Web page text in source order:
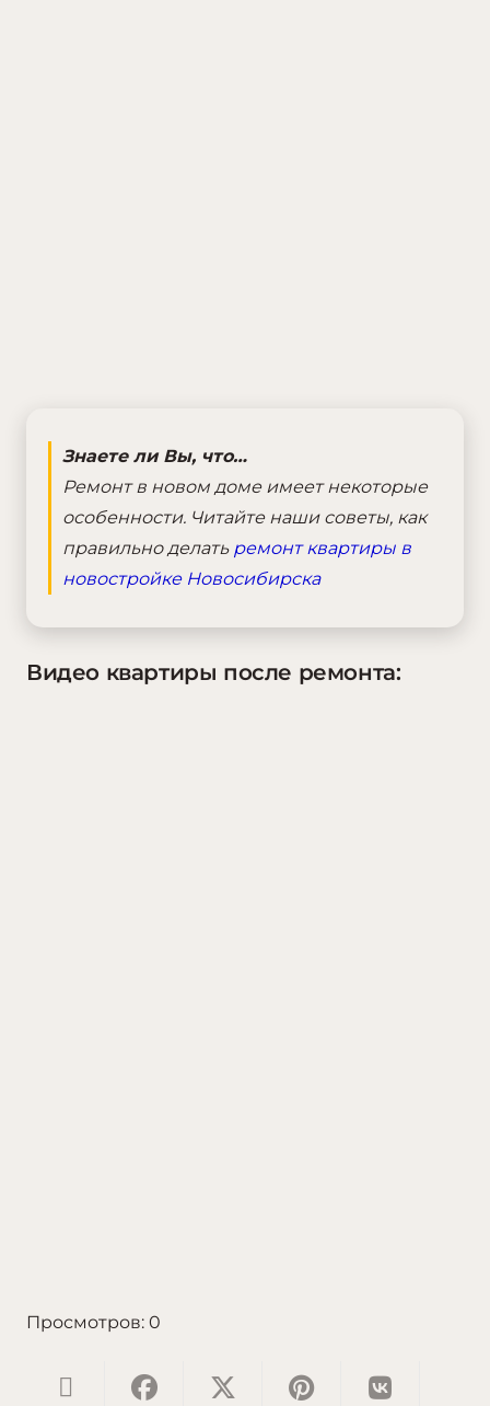
Знаете ли Вы, что…
Ремонт в новом доме имеет некоторые
особенности. Читайте наши советы, как
правильно делать ремонт квартиры в
новостройке Новосибирска
Видео квартиры после ремонта:
Просмотров: 0